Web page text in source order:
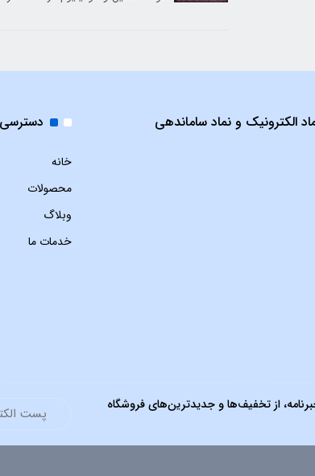
الکترونیک و نماد ساماندهی
خانه
محصولات
وبلاگ
خدمات ما
از تخفیف‌ها و جدیدترین‌های فروشگاه